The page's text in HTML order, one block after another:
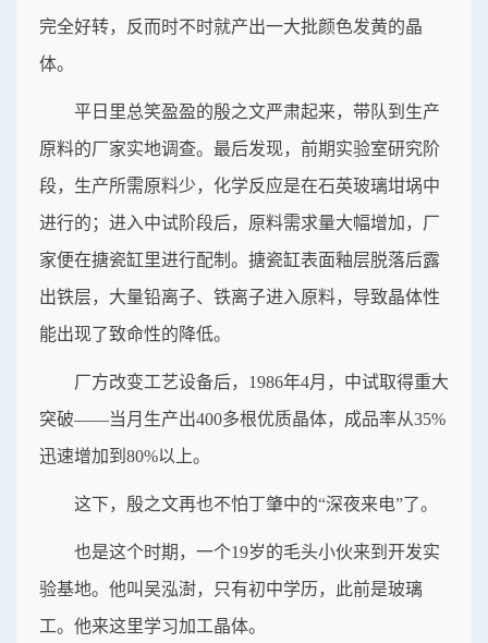
完全好转，反而时不时就产出一大批颜色发黄的晶
体。
平日里总笑盈盈的殷之文严肃起来，带队到生产
原料的厂家实地调查。最后发现，前期实验室研究阶
段，生产所需原料少，化学反应是在石英玻璃坩埚中
进行的；进入中试阶段后，原料需求量大幅增加，厂
家便在搪瓷缸里进行配制。搪瓷缸表面釉层脱落后露
出铁层，大量铅离子、铁离子进入原料，导致晶体性
能出现了致命性的降低。
厂方改变工艺设备后，1986年4月，中试取得重大
突破——当月生产出400多根优质晶体，成品率从35%
迅速增加到80%以上。
这下，殷之文再也不怕丁肇中的“深夜来电”了。
也是这个时期，一个19岁的毛头小伙来到开发实
验基地。他叫吴泓澍，只有初中学历，此前是玻璃
工。他来这里学习加工晶体。